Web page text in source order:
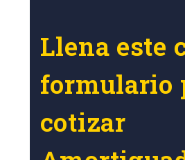
Llena este
formulario
cotizar